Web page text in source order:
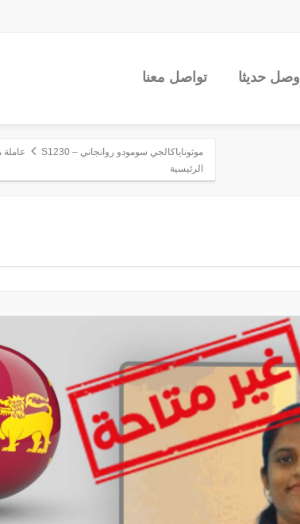
وصل حديثا تواصل معنا
موثوناياكالجي سومودو روانجاني – S1230 عاملة
الرئيسية